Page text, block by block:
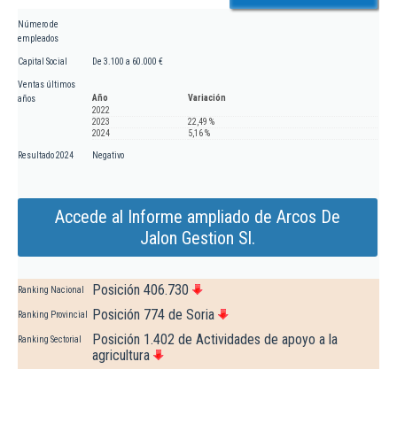
Número de
empleados
Capital Social De 3.100 a 60.000 €
Ventas últimos
años
Año
Variación
2022
2023
22,49 %
2024
5,16 %
Resultado 2024 Negativo
Accede al Informe ampliado de Arcos De
Jalon Gestion Sl.
Ranking Nacional Posición 406.730
Ranking Provincial Posición 774 de Soria
Ranking Sectorial
Posición 1.402 de Actividades de apoyo a la
agricultura